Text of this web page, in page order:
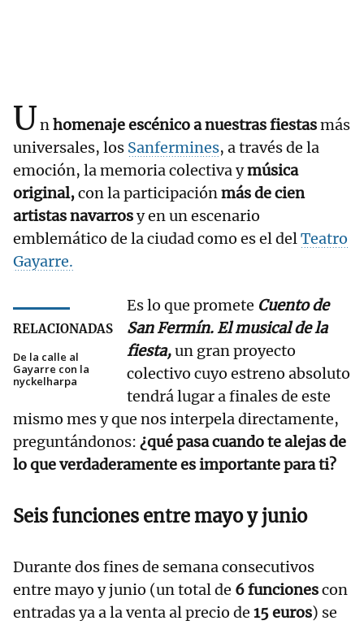
Unhomenaje escénico a nuestras fiestasmás
universales, los Sanfermines, a través de la
emoción, la memoria colectiva ymúsica
original,con la participaciónmás de cien
artistas navarrosy en un escenario
emblemático de la ciudad como es el delTeatro
Gayarre.
RELACIONADAS
De la calle al
Gayarre con la
nyckelharpa
Es lo que promete Cuento de
San Fermín. El musical de la
fiesta,un gran proyecto
colectivo cuyo estreno absoluto
tendrá lugar a finales de este
mismo mes y que nos interpela directamente,
preguntándonos: ¿qué pasa cuando te alejas de
lo que verdaderamente es importante para ti?
Seis funciones entre mayo y junio
Durante dos fines de semana consecutivos
entre mayo y junio (un total de 6 funcionescon
entradas ya a la venta al precio de 15 euros) se